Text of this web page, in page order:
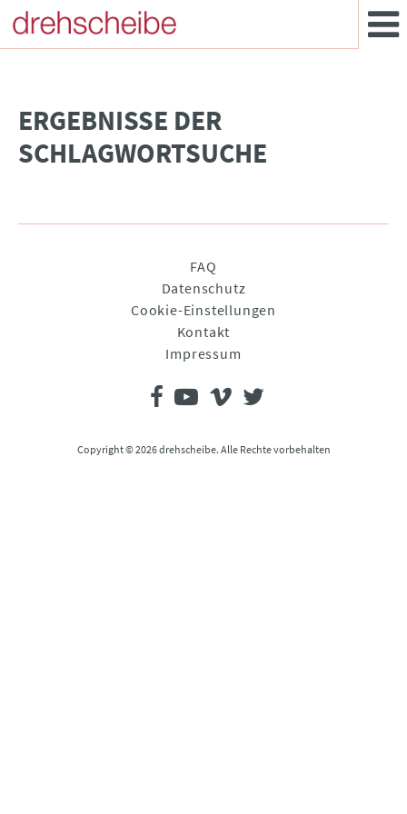
­ERGEBNISSE DER
SCHLAGWORTSUCHE
FAQ
Datenschutz
Cookie-Einstellungen
Kontakt
Impressum
Copyright © 2026 drehscheibe. Alle Rechte vorbehalten